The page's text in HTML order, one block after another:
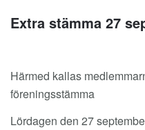
Extra stämma 27
Härmed kallas
föreningsstämma
Lördagen den 27